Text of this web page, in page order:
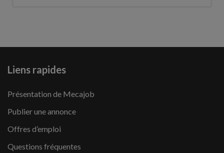
Liens rapides
Présentation de Mecajob
Publier une annonce
Offres d’emploi
Questions fréquentes